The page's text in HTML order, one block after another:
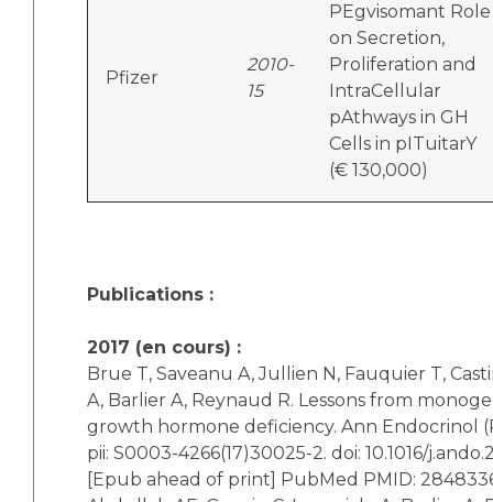
Pfizer
2010-
15
PEgvisomant Role
on Secretion,
Proliferation and
IntraCellular
pAthways in GH
Cells in pITuitarY
(€ 130,000)
Publications :
2017 (en cours) :
Brue T, Saveanu A, Jullien N, Fauquier T,
A, Barlier A, Reynaud R. Lessons from
growth hormone deficiency. Ann Endocrinol
pii: S0003-4266(17)30025-2. doi: 10.1016/
[Epub ahead of print] PubMed PMID: